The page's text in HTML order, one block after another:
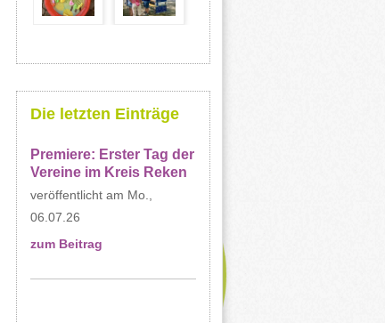
Die letzten Einträge
Premiere: Erster Tag der
Vereine im Kreis Reken
Mo.,
06.07.26
zum Beitrag